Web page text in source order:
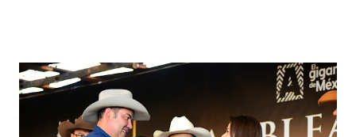
Corazón Urbano y el Municipio capital. Leo Montañez
informó que en este programa se usarán cerca de 90 mil
metros cuadrados de pintura, para dar inicio en la calle